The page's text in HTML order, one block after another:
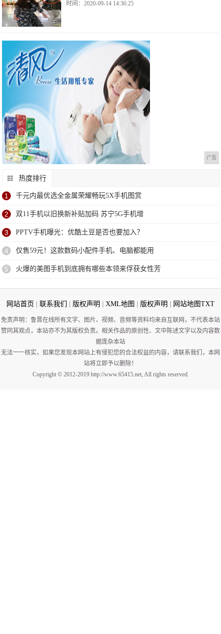
时间：2020-09-14 14:36:25
广告
热度排行
1 千元内最优选全金属荣耀畅玩5X手机图赏
2 双11手机以旧换新补贴加码 苏宁5G手机增
3 PPTV手机曝光：优酷土豆是否也要加入？
4 仅售59元！这款数码小配件手机、电脑都能用
5 火爆的美图手机到底拥有哪些本领来俘获女性芳
网站首页 联系我们 版权声明 XML地图 版权声明 网站地图TXT
免责声明：鲁晋在线所有文字、图片、视频、音频等资料均来自互联网，不代表本站
赞同其观点，本站亦不为其版权负责。相关作品的原创性、文中陈述文字以及内容数
据庞杂本站
无法一一核实，如果您发现本网站上有侵犯您的合法权益的内容，请联系我们，本网
站将立即予以删除！
Copyright © 2012-2019 http://www.65415.net, All rights reserved.